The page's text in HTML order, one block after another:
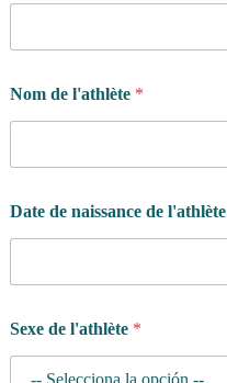
Nom de l'athlète *
Date de naissance de l'athlète
Sexe de l'athlète *